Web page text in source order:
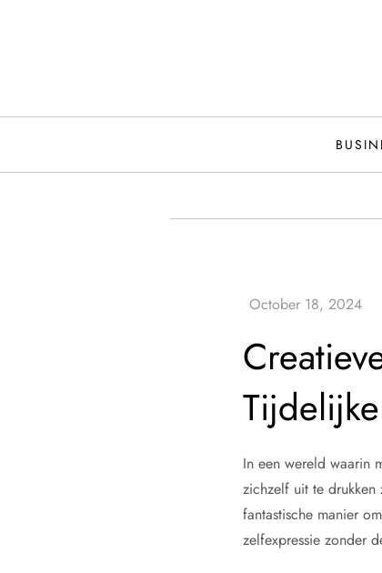
In een wereld waarin
zichzelf uit te
fantastische manier
zelfexpressie zonder